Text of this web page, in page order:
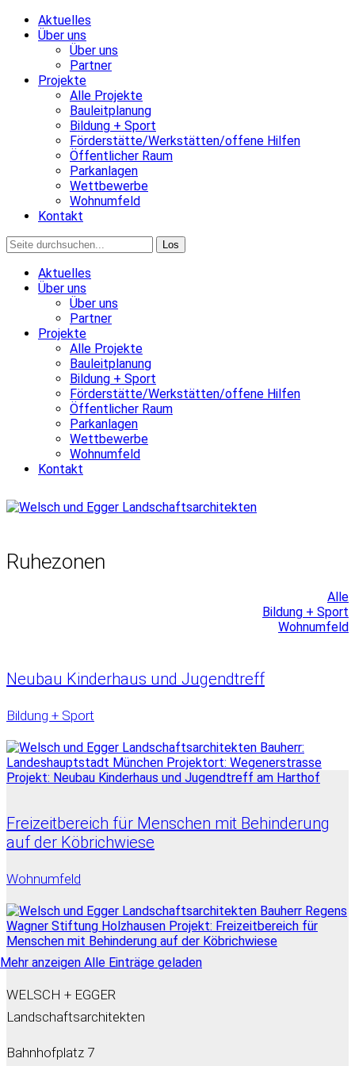
Aktuelles
Über uns
Über uns
Partner
Projekte
Alle Projekte
Bauleitplanung
Bildung + Sport
Förderstätte/Werkstätten/offene Hilfen
Öffentlicher Raum
Parkanlagen
Wettbewerbe
Wohnumfeld
Kontakt
Aktuelles
Über uns
Über uns
Partner
Projekte
Alle Projekte
Bauleitplanung
Bildung + Sport
Förderstätte/Werkstätten/offene Hilfen
Öffentlicher Raum
Parkanlagen
Wettbewerbe
Wohnumfeld
Kontakt
Ruhezonen
Alle
Bildung + Sport
Wohnumfeld
Neubau Kinderhaus und Jugendtreff
Bildung + Sport
Freizeitbereich für Menschen mit Behinderung
auf der Köbrichwiese
Wohnumfeld
Mehr anzeigen Alle Einträge geladen
WELSCH + EGGER
Landschaftsarchitekten
Bahnhofplatz 7